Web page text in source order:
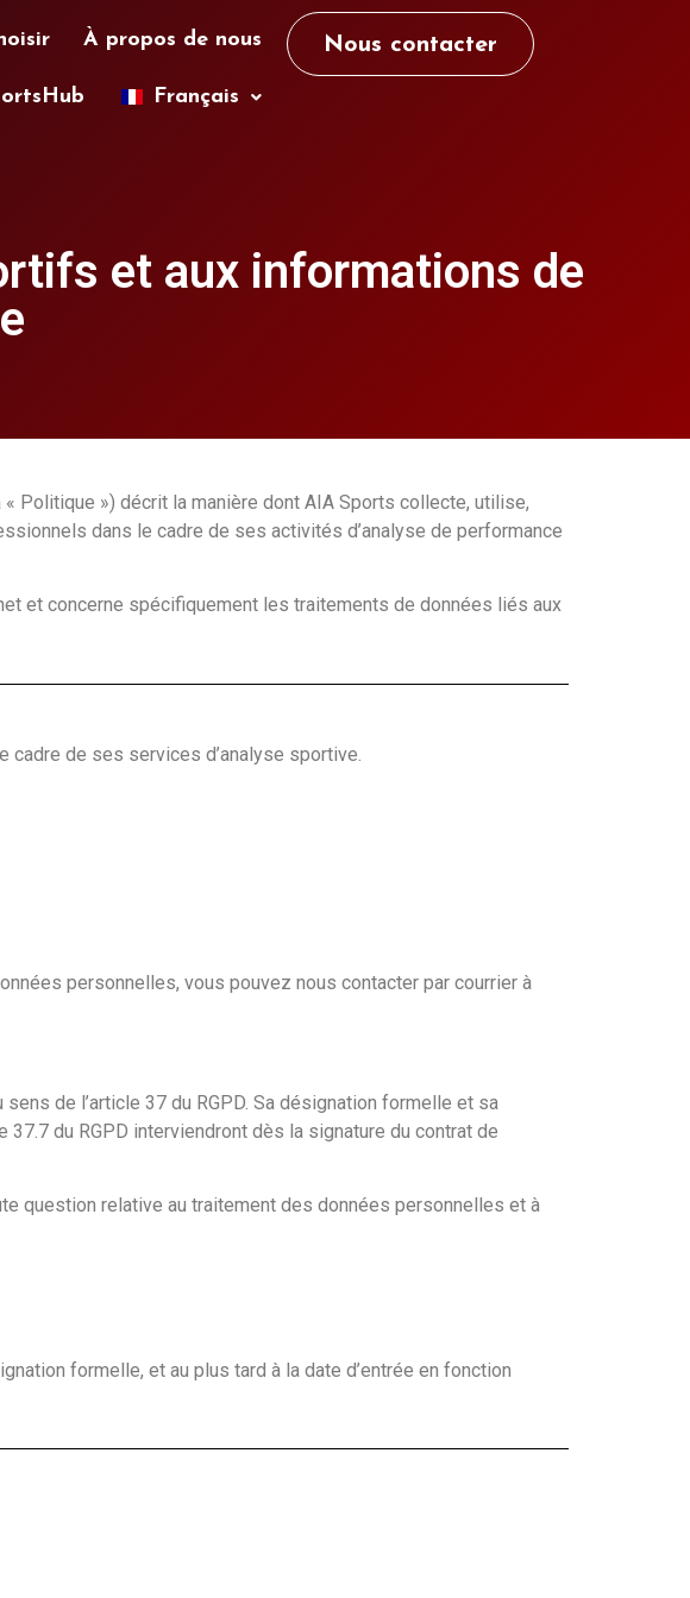
À propos de nous
Français
Nous contacter
et aux informations de
Politique ») décrit la manière dont AIA Sports collecte, utilise,
dans le cadre de ses activités d’analyse de performance
et concerne spécifiquement les traitements de données liés aux
de ses services d’analyse sportive.
personnelles, vous pouvez nous contacter par courrier à
de l’article 37 du RGPD. Sa désignation formelle et sa
du RGPD interviendront dès la signature du contrat de
question relative au traitement des données personnelles et à
formelle, et au plus tard à la date d’entrée en fonction